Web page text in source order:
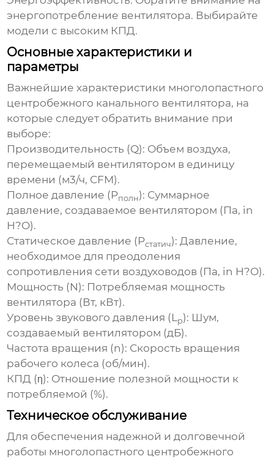
энергопотребление вентилятора. Выбирайте
модели с высоким КПД.
Основные характеристики и
параметры
Важнейшие характеристики многолопастного
центробежного канального вентилятора, на
которые следует обратить внимание при
выборе:
Производительность (Q): Объем воздуха,
перемещаемый вентилятором в единицу
времени (м3/ч, CFM).
Полное давление (Pполн): Суммарное
давление, создаваемое вентилятором (Па, in
H?O).
Статическое давление (Pстатич): Давление,
необходимое для преодоления
сопротивления сети воздуховодов (Па, in H?O).
Мощность (N): Потребляемая мощность
вентилятора (Вт, кВт).
Уровень звукового давления (Lp): Шум,
создаваемый вентилятором (дБ).
Частота вращения (n): Скорость вращения
рабочего колеса (об/мин).
КПД (η): Отношение полезной мощности к
потребляемой (%).
Техническое обслуживание
Для обеспечения надежной и долговечной
работы многолопастного центробежного